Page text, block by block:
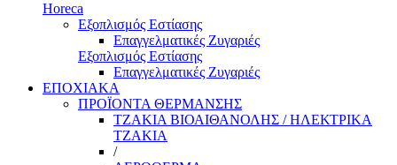
Horeca
Εξοπλισμός Εστίασης
Επαγγελματικές Ζυγαριές
Εξοπλισμός Εστίασης
Επαγγελματικές Ζυγαριές
ΕΠΟΧΙΑΚΑ
ΠΡΟΪΟΝΤΑ ΘΕΡΜΑΝΣΗΣ
ΤΖΑΚΙΑ ΒΙΟΑΙΘΑΝΟΛΗΣ / ΗΛΕΚΤΡΙΚΑ
ΤΖΑΚΙΑ
/